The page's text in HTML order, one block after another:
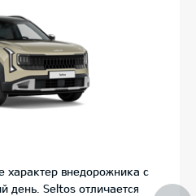
характер внедорожника с
день. Seltos отличается